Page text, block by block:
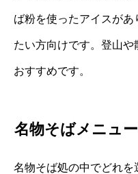
ば粉を使ったアイスが
たい方向けです。登山
おすすめです。
名物そばメニュ
名物そば処の中でどれを